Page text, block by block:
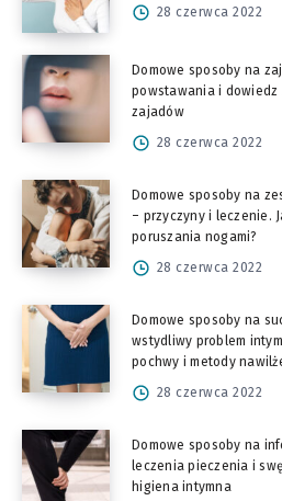
28 czerwca 2022
Domowe sposoby na
powstawania i dowiedz
zajadów
28 czerwca 2022
Domowe sposoby na
– przyczyny i leczenie.
poruszania nogami?
28 czerwca 2022
Domowe sposoby na
wstydliwy problem
pochwy i metody
28 czerwca 2022
Domowe sposoby na
leczenia pieczenia i
higiena intymna